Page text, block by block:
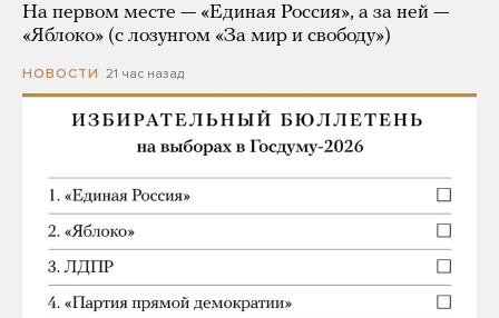
На первом месте — «Единая Россия», а за ней —
«Яблоко» (с лозунгом «За мир и свободу»)
НОВОСТИ 21 час назад